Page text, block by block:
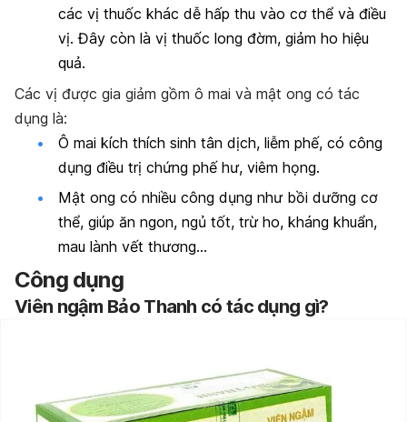
các vị thuốc khác dễ hấp thu vào cơ thể và điều
vị. Đây còn là vị thuốc long đờm, giảm ho hiệu
quả.
Các vị được gia giảm gồm ô mai và mật ong có tác
dụng là:
Ô mai kích thích sinh tân dịch, liễm phế, có công
dụng điều trị chứng phế hư, viêm họng.
Mật ong có nhiều công dụng như bồi dưỡng cơ
thể, giúp ăn ngon, ngủ tốt, trừ ho, kháng khuẩn,
mau lành vết thương…
Công dụng
Viên ngậm Bảo Thanh có tác dụng gì?